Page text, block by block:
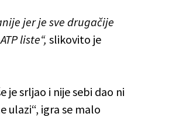
jer je sve drugačije
liste“, slikovito je
je srljao i nije sebi dao ni
ulazi“, igra se malo